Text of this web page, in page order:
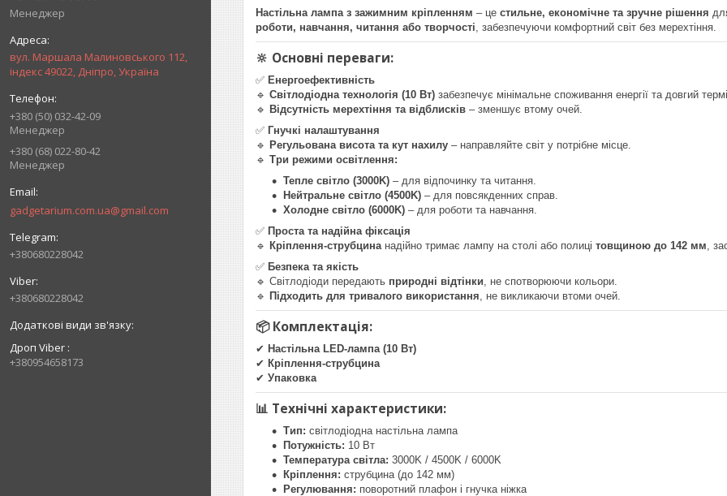
Менеджер
вул. Маршала Малиновського 112,
індекс 49022, Дніпро, Україна
+380 (50) 032-42-09
Менеджер
+380 (68) 022-80-42
Менеджер
gadgetarium.com.ua@gmail.com
+380680228042
+380680228042
Дроп Viber
+380954658173
Настільна лампа з зажимним кріпленням – це стильне, економічне та зручне рішення
роботи, навчання, читання або творчості , забезпечуючи комфортний світ без мерехтіння.
🔆 Основні переваги:
✅ Енергоефективність
🔹 Світлодіодна технологія (10 Вт) забезпечує мінімальне споживання енергії та довгий
🔹 Відсутність мерехтіння та відблисків – зменшує втому очей.
✅ Гнучкі налаштування
🔹 Регульована висота та кут нахилу – направляйте світ у потрібне місце.
🔹 Три режими освітлення:
Тепле світло (3000K) – для відпочинку та читання.
Нейтральне світло (4500K) – для повсякденних справ.
Холодне світло (6000K) – для роботи та навчання.
✅ Проста та надійна фіксація
🔹 Кріплення-струбцина надійно тримає лампу на столі або полиці товщиною до 142 мм ,
✅ Безпека та якість
🔹 Світлодіоди передають природні відтінки , не спотворюючи кольори.
🔹 Підходить для тривалого використання , не викликаючи втоми очей.
📦 Комплектація:
✔ Настільна LED-лампа (10 Вт)
✔ Кріплення-струбцина
✔ Упаковка
📊 Технічні характеристики:
Тип: світлодіодна настільна лампа
Потужність: 10 Вт
Температура світла: 3000K / 4500K / 6000K
Кріплення: струбцина (до 142 мм)
Регулювання: поворотний плафон і гнучка ніжка